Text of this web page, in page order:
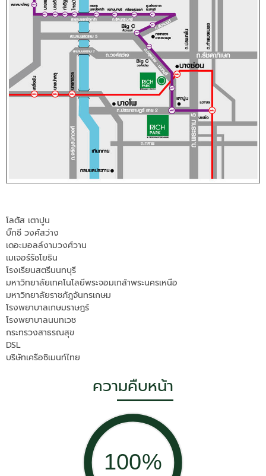
โลตัส เตาปูน
บิ๊กซี วงศ์สว่าง
เดอะมอลล์งามวงศ์วาน
เมเจอร์รัชโยธิน
โรงเรียนสตรีนนทบุรี
มหาวิทยาลัยเทคโนโลยีพระจอมเกล้าพระนครเหนือ
มหาวิทยาลัยราชภัฎจันทรเกษม
โรงพยาบาลเกษมราษฎร์
โรงพยาบาลนนทเวช
กระทรวงสาธรณสุข
DSL
บริษัทเครือซิเมนท์ไทย
ความคืบหน้า
100%